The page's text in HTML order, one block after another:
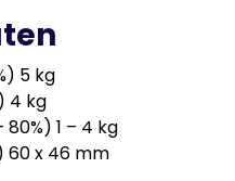
5 kg
4 kg
1 – 4 kg
60 x 46 mm